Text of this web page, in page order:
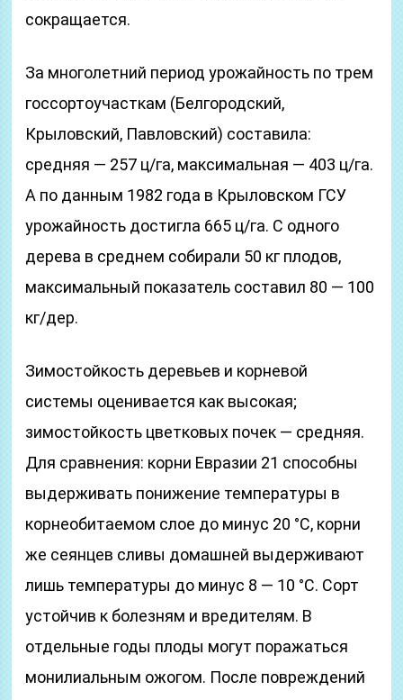
сокращается.
За многолетний период урожайность по трем
госсортоучасткам (Белгородский,
Крыловский, Павловский) составила:
средняя — 257 ц/га, максимальная — 403 ц/га.
А по данным 1982 года в Крыловском ГСУ
урожайность достигла 665 ц/га. С одного
дерева в среднем собирали 50 кг плодов,
максимальный показатель составил 80 — 100
кг/дер.
Зимостойкость деревьев и корневой
системы оценивается как высокая;
зимостойкость цветковых почек — средняя.
Для сравнения: корни Евразии 21 способны
выдерживать понижение температуры в
корнеобитаемом слое до минус 20 °C, корни
же сеянцев сливы домашней выдерживают
лишь температуры до минус 8 — 10 °C. Сорт
устойчив к болезням и вредителям. В
отдельные годы плоды могут поражаться
монилиальным ожогом. После повреждений